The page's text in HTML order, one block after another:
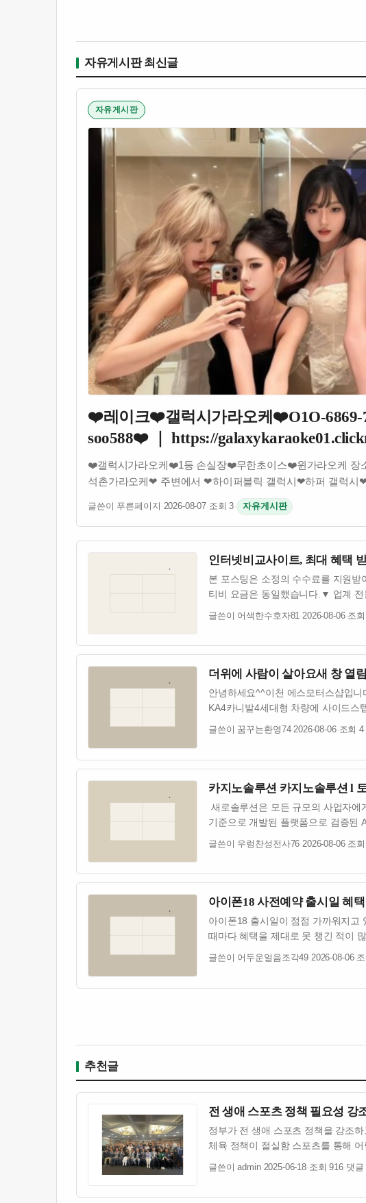
자유게시판 최신글
자유게시판
❤️레이크❤️갤럭시가라오케❤️O1O-
soo588❤️ ｜ https://
❤️갤럭시가라오케❤️1등 손실장❤️무한초이스❤️윈가라오케 장
석촌가라오케❤ 주변에서 ❤하이퍼블릭 갤럭시❤하퍼 갤럭
글쓴이 푸른페이지 ·2026-08-07·조회 3· 자유게시판
인터넷비교사이트, 최대 혜택
본 포스팅은 소정의 수수료를 지원
티비 요금은 동일했습니다.​▼ 업계
글쓴이 어색한수호자81 ·2026-08-06·조
더위에 사람이 살아요새 창 열림
안녕하세요^^이천 에스모터스샵입
KA4카니발4세대형 차량에 사이드스
방문해주었습니다.기아 4세…
글쓴이 꿈꾸는환영74·2026-08-06·조회 4·
카지노솔루션 카지노솔루션 l
새로솔루션은 모든 규모의 사업자에
기준으로 개발된 플랫폼으로 검증된
글쓴이 우렁찬성전사76·2026-08-06·조
아이폰18 사전예약 출시일 혜
아이폰18 출시일이 점점 가까워지고
때마다 혜택을 제대로 못 챙긴 적이
글쓴이 어두운얼음조각49·2026-08-06·
추천글
전 생애 스포츠 정책 필요성 강
정부가 전 생애 스포츠 정책을 강조
체육 정책이 절실함 스포츠를 통해
글쓴이 admin·2025-06-18·조회 916·댓글